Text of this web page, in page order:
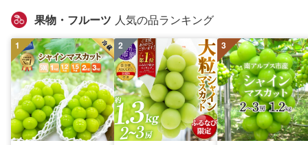
果物・フルーツ 人気の品ランキング
1 2 3